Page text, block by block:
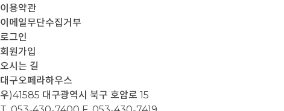
이용약관
이메일무단수집거부
로그인
회원가입
오시는 길
대구오페라하우스
우)41585 대구광역시 북구 호암로 15